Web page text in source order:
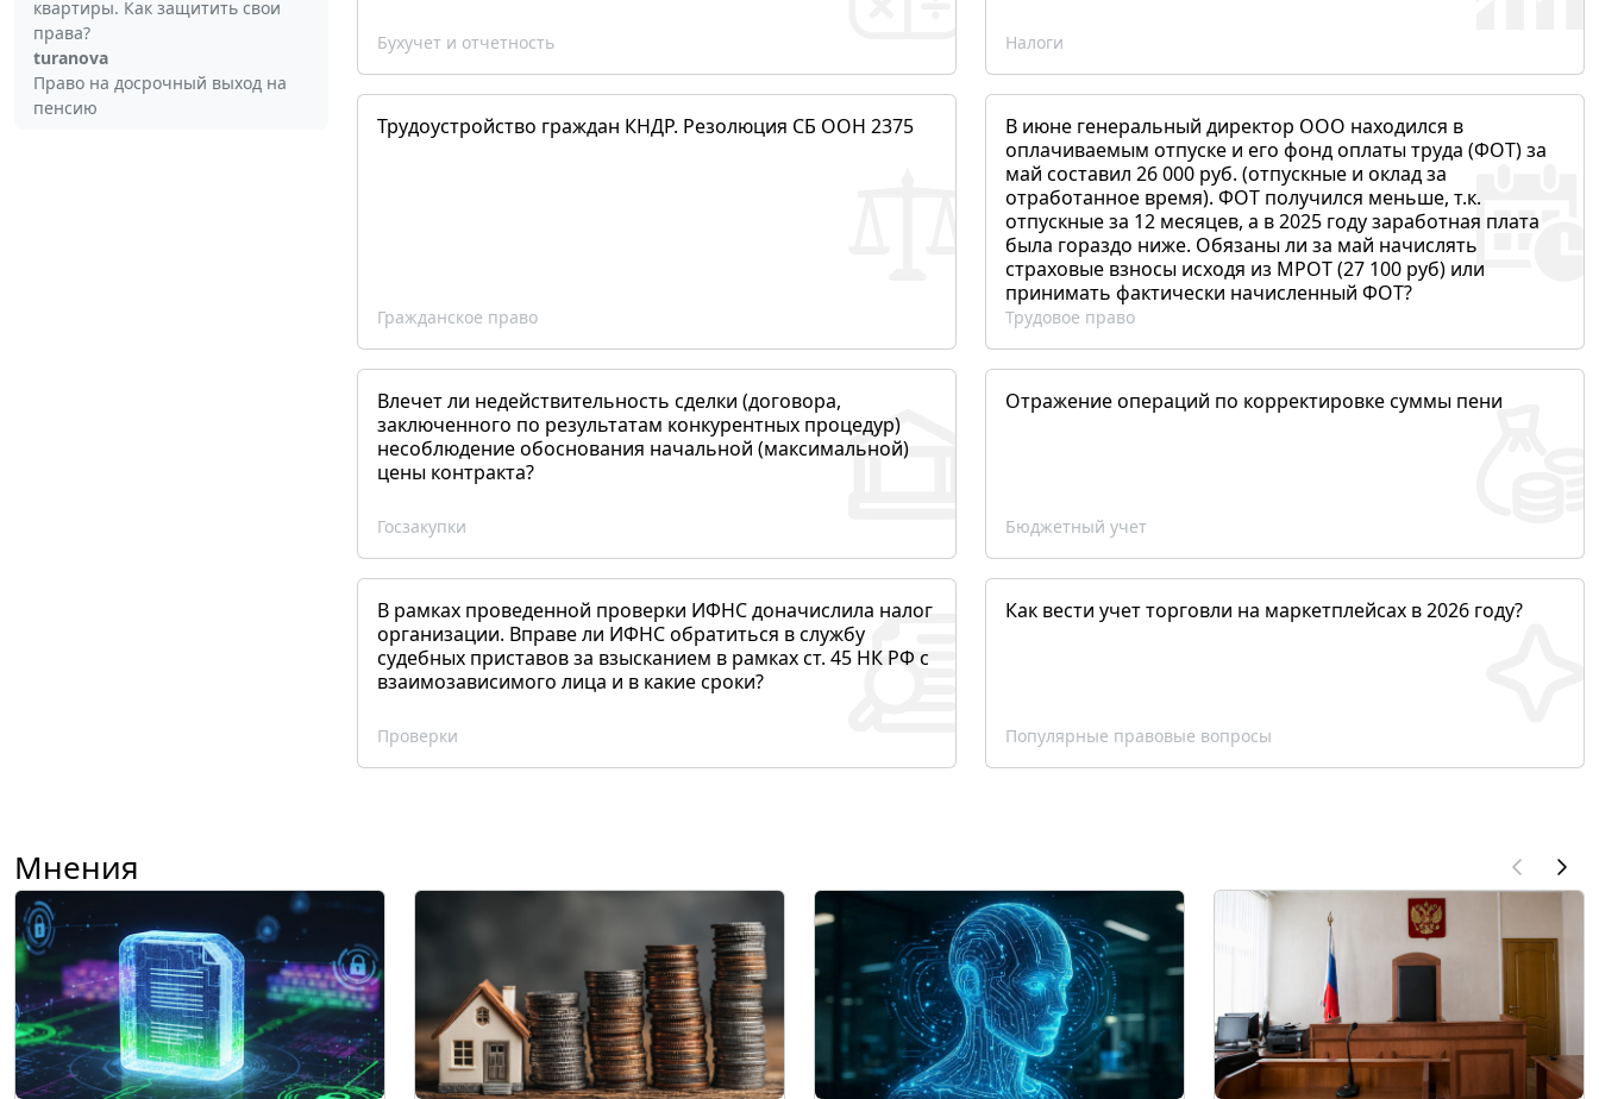
квартиры. Как защитить свои
права?
turanova
Право на досрочный выход на
пенсию
Бухучет и отчетность Налоги
Трудоустройство граждан КНДР. Резолюция СБ ООН 2375
Гражданское право
В июне генеральный директор ООО находился в
оплачиваемым отпуске и его фонд оплаты труда (ФОТ) за
май составил 26 000 руб. (отпускные и оклад за
отработанное время). ФОТ получился меньше, т.к.
отпускные за 12 месяцев, а в 2025 году заработная плата
была гораздо ниже. Обязаны ли за май начислять
страховые взносы исходя из МРОТ (27 100 руб) или
принимать фактически начисленный ФОТ?
Трудовое право
Влечет ли недействительность сделки (договора,
заключенного по результатам конкурентных процедур)
несоблюдение обоснования начальной (максимальной)
цены контракта?
Госзакупки
Отражение операций по корректировке суммы пени
Бюджетный учет
В рамках проведенной проверки ИФНС доначислила налог
организации. Вправе ли ИФНС обратиться в службу
судебных приставов за взысканием в рамках ст. 45 НК РФ с
взаимозависимого лица и в какие сроки?
Проверки
Как вести учет торговли на маркетплейсах в 2026 году?
Популярные правовые вопросы
Мнения